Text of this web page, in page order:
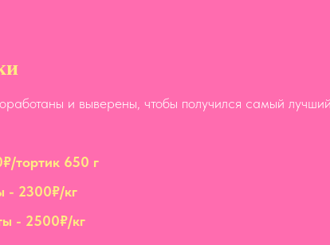
и выверены, чтобы получился самый
тортик 650 г
- 2300₽/кг
- 2500₽/кг